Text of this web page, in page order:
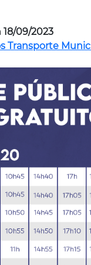
18/09/2023
Transporte